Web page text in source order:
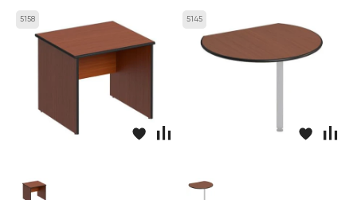
5158 5145